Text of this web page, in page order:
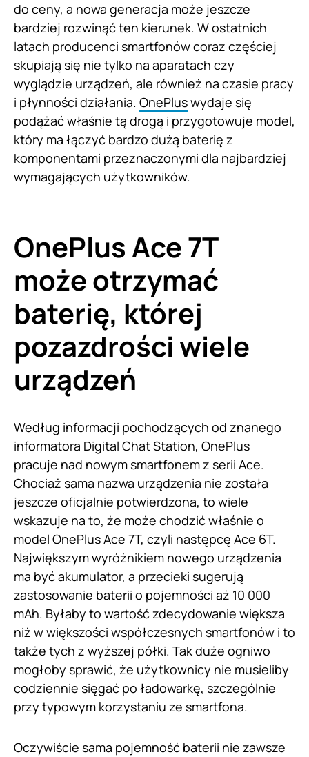
do ceny, a nowa generacja może jeszcze
bardziej rozwinąć ten kierunek. W ostatnich
latach producenci smartfonów coraz częściej
skupiają się nie tylko na aparatach czy
wyglądzie urządzeń, ale również na czasie pracy
i płynności działania. OnePluswydaje się
podążać właśnie tą drogą i przygotowuje model,
który ma łączyć bardzo dużą baterię z
komponentami przeznaczonymi dla najbardziej
wymagających użytkowników.
OnePlus Ace 7T
może otrzymać
baterię, której
pozazdrości wiele
urządzeń
Według informacji pochodzących od znanego
informatora Digital Chat Station, OnePlus
pracuje nad nowym smartfonem z serii Ace.
Chociaż sama nazwa urządzenia nie została
jeszcze oficjalnie potwierdzona, to wiele
wskazuje na to, że może chodzić właśnie o
model OnePlus Ace 7T, czyli następcę Ace 6T.
Największym wyróżnikiem nowego urządzenia
ma być akumulator, a przecieki sugerują
zastosowanie baterii o pojemności aż 10 000
mAh. Byłaby to wartość zdecydowanie większa
niż w większości współczesnych smartfonów i to
także tych z wyższej półki. Tak duże ogniwo
mogłoby sprawić, że użytkownicy nie musieliby
codziennie sięgać po ładowarkę, szczególnie
przy typowym korzystaniu ze smartfona.
Oczywiście sama pojemność baterii nie zawsze